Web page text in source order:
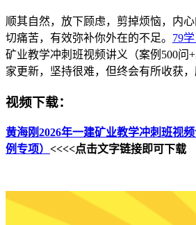
顺其自然，放下顾虑，剪掉烦恼，内
切痛苦，有效弥补你外在的不足。 79
矿业教学冲刺班视频讲义（案例500问
家更新，坚持很难，但终会有所收获
视频下载：
黄海刚2026年一建矿业教学冲刺班视
例专项） <<<<点击文字链接即可下载